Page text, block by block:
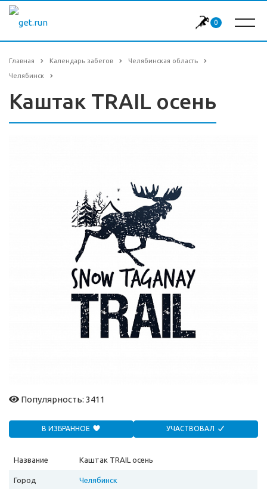
0
Главная Календарь забегов Челябинская область
Челябинск
Каштак TRAIL осень
Популярность: 3411
В ИЗБРАННОЕ УЧАСТВОВАЛ
Название Каштак TRAIL осень
Город Челябинск